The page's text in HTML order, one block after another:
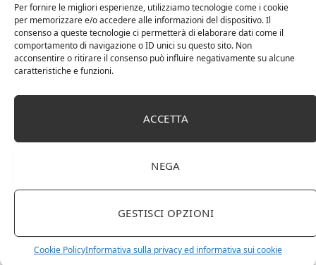
Per fornire le migliori esperienze, utilizziamo tecnologie come i cookie
per memorizzare e/o accedere alle informazioni del dispositivo. Il
consenso a queste tecnologie ci permetterà di elaborare dati come il
comportamento di navigazione o ID unici su questo sito. Non
acconsentire o ritirare il consenso può influire negativamente su alcune
caratteristiche e funzioni.
ACCETTA
NEGA
GESTISCI OPZIONI
Cookie PolicyInformativa sulla privacy ed informativa sui cookie
Estrattore di Olio di Noci Caldo Freddo
Estrattore di Olio Automatico
Commerciale per Uso Domestico in
Acciaio Inossidabile Controllo Digitale 3